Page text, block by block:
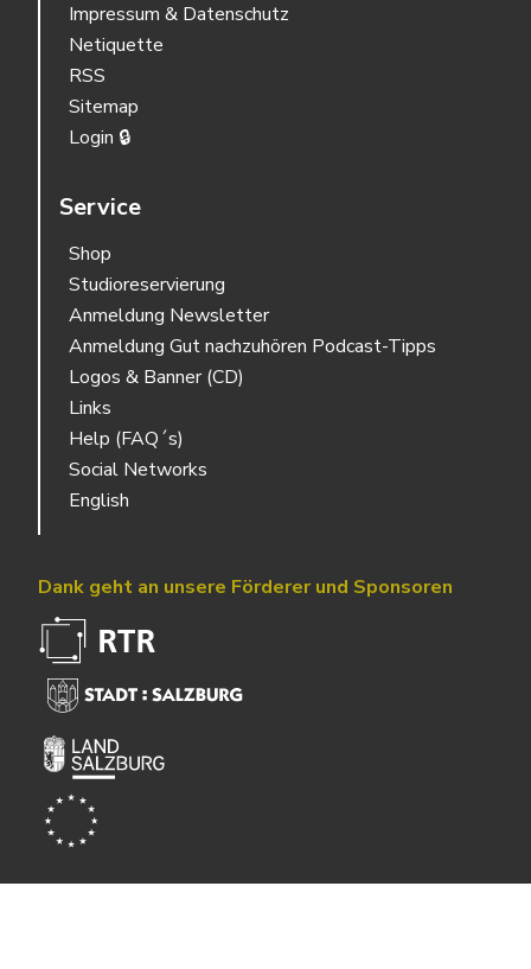
Impressum & Datenschutz
Netiquette
RSS
Sitemap
Login 🔒
Service
Shop
Studioreservierung
Anmeldung Newsletter
Anmeldung Gut nachzuhören Podcast-Tipps
Logos & Banner (CD)
Links
Help (FAQ´s)
Social Networks
English
Dank geht an unsere Förderer und Sponsoren